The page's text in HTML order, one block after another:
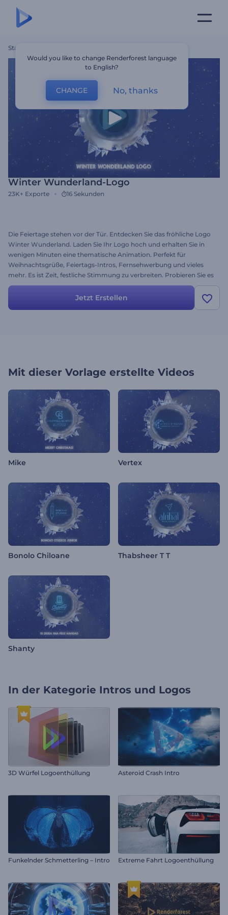
Startseite
Winter Wunderland-Logo
23K+ Exporte 16 Sekunden
Die Feiertage stehen vor der Tür. Entdecken Sie das fröhliche Logo
Winter Wunderland. Laden Sie Ihr Logo hoch und erhalten Sie in
wenigen Minuten eine thematische Animation. Perfekt für
Weihnachtsgrüße, Feiertags-Intros, Fernsehwerbung und vieles
mehr. Es ist Zeit, festliche Stimmung zu verbreiten. Probieren Sie es
noch heute aus!
Jetzt Erstellen
Mit dieser Vorlage erstellte Videos
Mike Vertex
Bonolo Chiloane Thabsheer T T
Shanty
In der Kategorie Intros und Logos
3D Würfel Logoenthüllung Asteroid Crash Intro
Funkelnder Schmetterling – Intro Extreme Fahrt Logoenthüllung
Would you like to change Renderforest language
to English?
CHANGE No, thanks